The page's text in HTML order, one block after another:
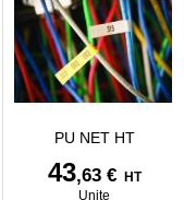
PU NET HT
43,63 €
HT
Unite